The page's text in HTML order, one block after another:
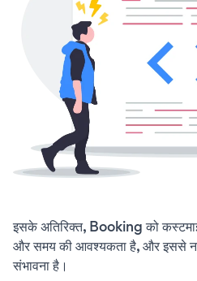
इसके अतिरिक्त, Booking को
और समय की आवश्यकता है, और इससे नई
संभावना है।